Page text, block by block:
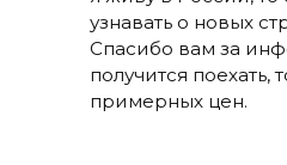
узнавать о новых
Спасибо вам за
получится поехать,
примерных цен.